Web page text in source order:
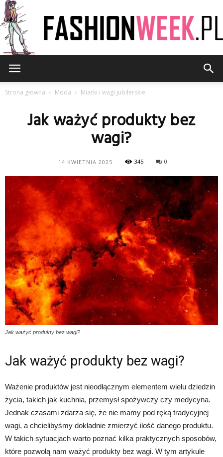
Strona główna Moda Miarki i wagi jubilerskie
Jak ważyć produkty bez
wagi?
14 KWIETNIA 2025 345 0
Jak ważyć produkty bez wagi?
Jak ważyć produkty bez wagi?
Ważenie produktów jest nieodłącznym elementem wielu dziedzin
życia, takich jak kuchnia, przemysł spożywczy czy medycyna.
Jednak czasami zdarza się, że nie mamy pod ręką tradycyjnej
wagi, a chcielibyśmy dokładnie zmierzyć ilość danego produktu.
W takich sytuacjach warto poznać kilka praktycznych sposobów,
które pozwolą nam ważyć produkty bez wagi. W tym artykule